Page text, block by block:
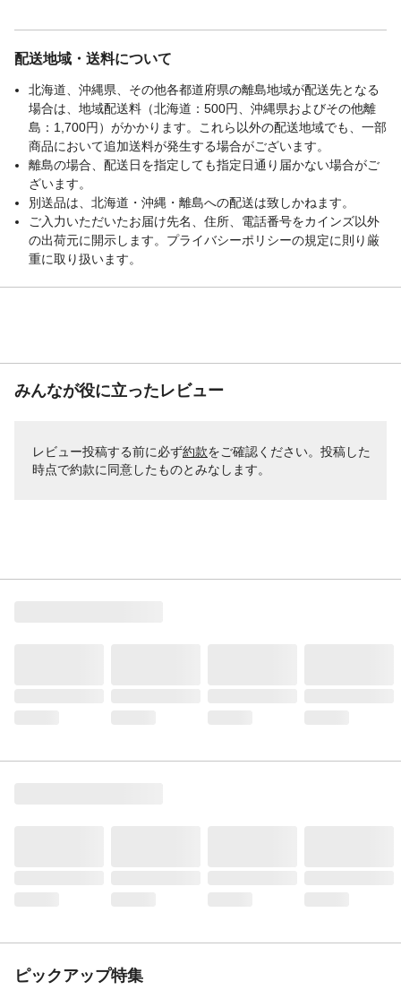
配送地域・送料について
北海道、沖縄県、その他各都道府県の離島地域が配送先となる
場合は、地域配送料（北海道：500円、沖縄県およびその他離
島：1,700円）がかかります。これら以外の配送地域でも、一部
商品において追加送料が発生する場合がございます。
離島の場合、配送日を指定しても指定日通り届かない場合がご
ざいます。
別送品は、北海道・沖縄・離島への配送は致しかねます。
ご入力いただいたお届け先名、住所、電話番号をカインズ以外
の出荷元に開示します。プライバシーポリシーの規定に則り厳
重に取り扱います。
みんなが役に立ったレビュー
レビュー投稿する前に必ず約款をご確認ください。投稿した
時点で約款に同意したものとみなします。
ピックアップ特集